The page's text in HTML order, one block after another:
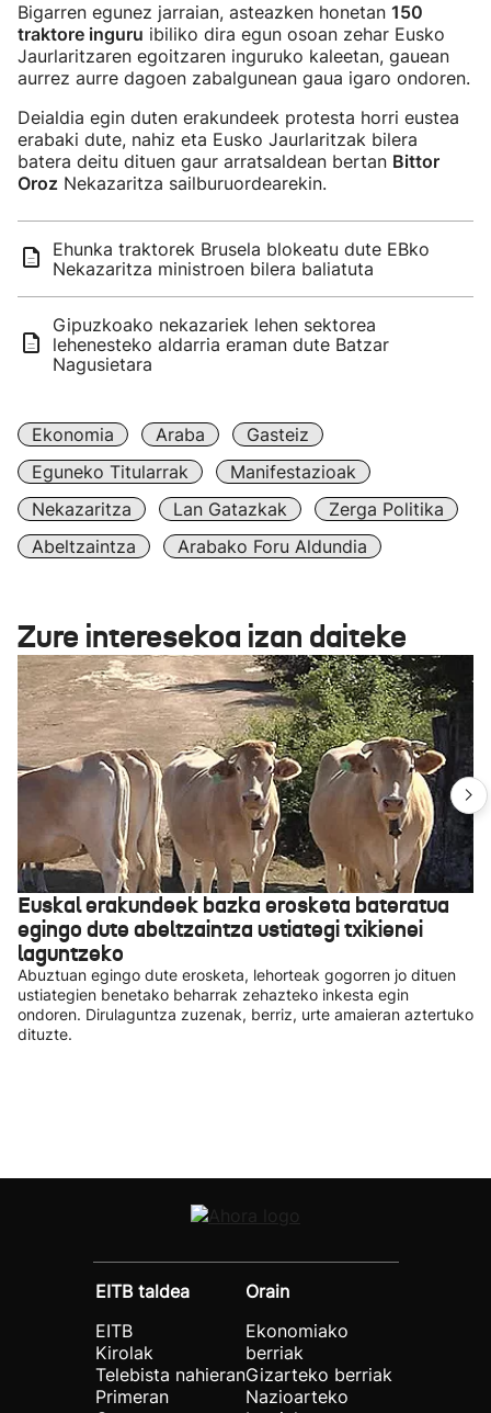
Bigarren egunez jarraian, asteazken honetan 150
traktore inguru ibiliko dira egun osoan zehar Eusko
Jaurlaritzaren egoitzaren inguruko kaleetan, gauean
aurrez aurre dagoen zabalgunean gaua igaro ondoren.
Deialdia egin duten erakundeek protesta horri eustea
erabaki dute, nahiz eta Eusko Jaurlaritzak bilera
batera deitu dituen gaur arratsaldean bertan Bittor
Oroz Nekazaritza sailburuordearekin.
Ehunka traktorek Brusela blokeatu dute EBko
Nekazaritza ministroen bilera baliatuta
Gipuzkoako nekazariek lehen sektorea
lehenesteko aldarria eraman dute Batzar
Nagusietara
Ekonomia Araba
Gasteiz
Eguneko Titularrak
Manifestazioak
Nekazaritza
Lan Gatazkak
Zerga Politika
Abeltzaintza
Arabako Foru Aldundia
Zure interesekoa izan daiteke
Euskal erakundeek bazka erosketa bateratua
egingo dute abeltzaintza ustiategi txikienei
laguntzeko
Abuztuan egingo dute erosketa, lehorteak gogorren jo dituen
ustiategien benetako beharrak zehazteko inkesta egin
ondoren. Dirulaguntza zuzenak, berriz, urte amaieran aztertuko
dituzte.
EITB taldea
EITB
Kirolak
Telebista nahieran
Primeran
Orain
Ekonomiako
berriak
Gizarteko berriak
Nazioarteko